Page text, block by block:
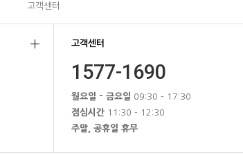
고객센터
고객센터
1577-1690
월요일 - 금요일 09:30 - 17:30
점심시간 11:30 - 12:30
주말, 공휴일 휴무